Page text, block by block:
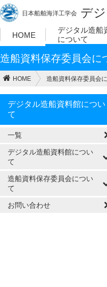
日本船舶海洋工学会 デ
HOME
デジタル造船
について
造船資料保存委員会に
HOME 造船資料保存委員会
デジタル造船資料館につい
て
一覧
デジタル造船資料館につい
て
造船資料保存委員会につい
て
お問い合わせ